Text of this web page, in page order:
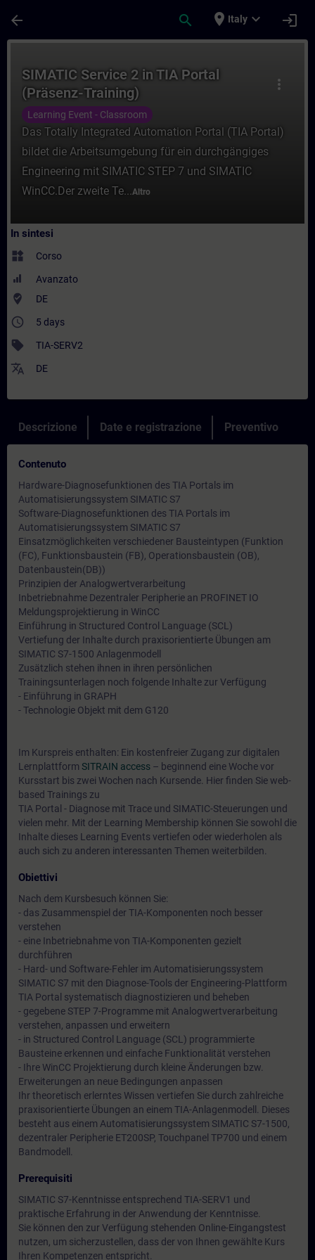
arrow_back search place Italy expand_more login
more_vert
SIMATIC Service 2 in TIA Portal
(Präsenz-Training)
Learning Event - Classroom
Das Totally Integrated Automation Portal (TIA Portal)
bildet die Arbeitsumgebung für ein durchgängiges
Engineering mit SIMATIC STEP 7 und SIMATIC
WinCC.Der zweite Te...Altro
In sintesi
widgets Corso
Avanzato
where_to_vote DE
access_time 5 days
sell TIA-SERV2
translate DE
Descrizione Date e registrazione Preventivo
Contenuto
Hardware-Diagnosefunktionen des TIA Portals im
Automatisierungssystem SIMATIC S7
Software-Diagnosefunktionen des TIA Portals im
Automatisierungssystem SIMATIC S7
Einsatzmöglichkeiten verschiedener Bausteintypen (Funktion
(FC), Funktionsbaustein (FB), Operationsbaustein (OB),
Datenbaustein(DB))
Prinzipien der Analogwertverarbeitung
Inbetriebnahme Dezentraler Peripherie an PROFINET IO
Meldungsprojektierung in WinCC
Einführung in Structured Control Language (SCL)
Vertiefung der Inhalte durch praxisorientierte Übungen am
SIMATIC S7-1500 Anlagenmodell
Zusätzlich stehen ihnen in ihren persönlichen
Trainingsunterlagen noch folgende Inhalte zur Verfügung
- Einführung in GRAPH
- Technologie Objekt mit dem G120
Im Kurspreis enthalten: Ein kostenfreier Zugang zur digitalen
Lernplattform SITRAIN access – beginnend eine Woche vor
Kursstart bis zwei Wochen nach Kursende. Hier finden Sie web-
based Trainings zu
TIA Portal - Diagnose mit Trace und SIMATIC-Steuerungen und
vielen mehr. Mit der Learning Membership können Sie sowohl die
Inhalte dieses Learning Events vertiefen oder wiederholen als
auch sich zu anderen interessanten Themen weiterbilden.
Obiettivi
Nach dem Kursbesuch können Sie:
- das Zusammenspiel der TIA-Komponenten noch besser
verstehen
- eine Inbetriebnahme von TIA-Komponenten gezielt
durchführen
- Hard- und Software-Fehler im Automatisierungssystem
SIMATIC S7 mit den Diagnose-Tools der Engineering-Plattform
TIA Portal systematisch diagnostizieren und beheben
- gegebene STEP 7-Programme mit Analogwertverarbeitung
verstehen, anpassen und erweitern
- in Structured Control Language (SCL) programmierte
Bausteine erkennen und einfache Funktionalität verstehen
- Ihre WinCC Projektierung durch kleine Änderungen bzw.
Erweiterungen an neue Bedingungen anpassen
Ihr theoretisch erlerntes Wissen vertiefen Sie durch zahlreiche
praxisorientierte Übungen an einem TIA-Anlagenmodell. Dieses
besteht aus einem Automatisierungssystem SIMATIC S7-1500,
dezentraler Peripherie ET200SP, Touchpanel TP700 und einem
Bandmodell.
Prerequisiti
SIMATIC S7-Kenntnisse entsprechend TIA-SERV1 und
praktische Erfahrung in der Anwendung der Kenntnisse.
Sie können den zur Verfügung stehenden Online-Eingangstest
nutzen, um sicherzustellen, dass der von Ihnen gewählte Kurs
Ihren Kompetenzen entspricht.